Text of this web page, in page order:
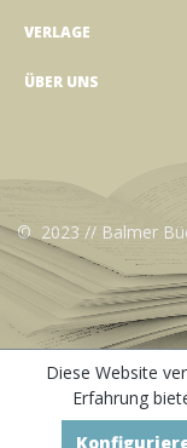
VERLAGE
ÜBER UNS
© 2023 // Balmer
Diese Website
Erfahrung